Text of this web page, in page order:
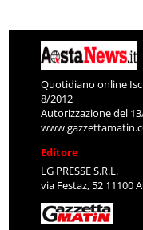
Quotidiano online
8/2012
Autorizzazione del
Editore
LG PRESSE S.R.L.
via Festaz, 52 11100